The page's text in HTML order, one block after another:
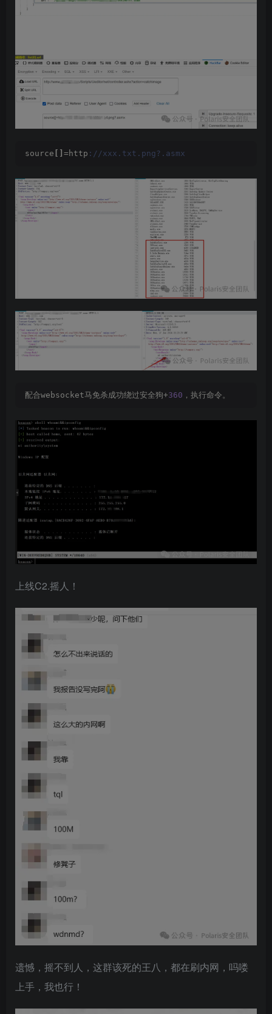
source =http ://xxx.txt.png?.asmx
配合websocket马免杀成功绕过安全狗+360 ，执行命令。
上线C2.摇人！
遗憾，摇不到人，这群该死的王八，都在刷内网，吗喽
上手，我也行！